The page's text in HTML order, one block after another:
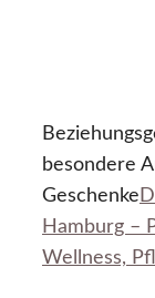
besondere
Geschenke
Hamburg –
Wellness,